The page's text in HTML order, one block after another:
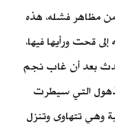
من مظاهر فشله، هذه
قحت ورأيها فيها،
بعد أن غاب نجم
التي سيطرت
وهي تتهاوى وتنزل